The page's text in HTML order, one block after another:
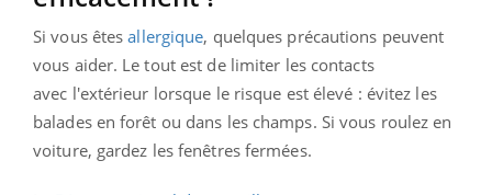
Si vous êtesallergique, quelques précautions peuvent
vous aider. Le tout est de limiter les contacts
avec l'extérieur lorsque le risque est élevé : évitez les
balades en forêt ou dans les champs. Si vous roulez en
voiture, gardez les fenêtres fermées.